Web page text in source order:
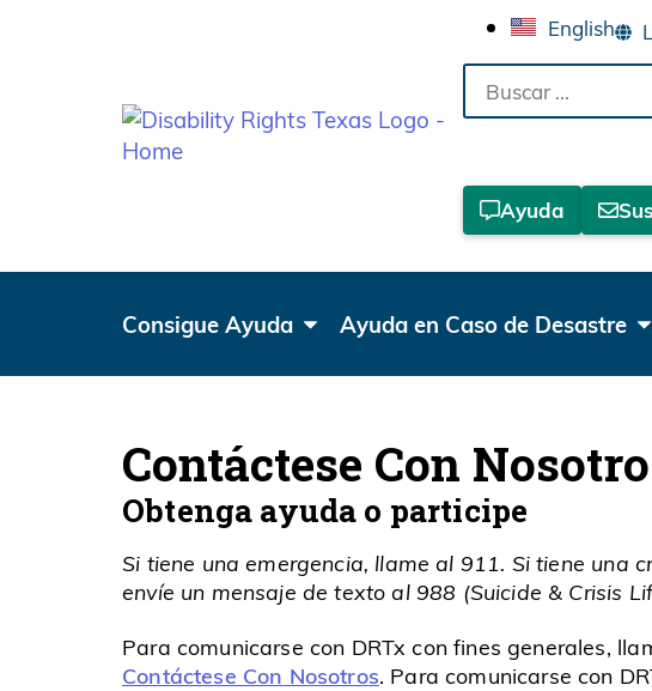
English
Buscar
Ayuda
Consigue Ayuda Ayuda en Caso de Desastre
Contáctese Con
Obtenga ayuda o participe
Si tiene una emergencia, llame al 911. Si tiene una
envíe un mensaje de texto al 988 (Suicide & Crisis
Para comunicarse con DRTx con fines generales,
Contáctese Con Nosotros. Para comunicarse con